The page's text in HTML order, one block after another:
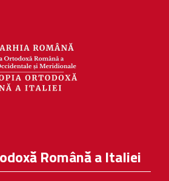
Română a Italiei